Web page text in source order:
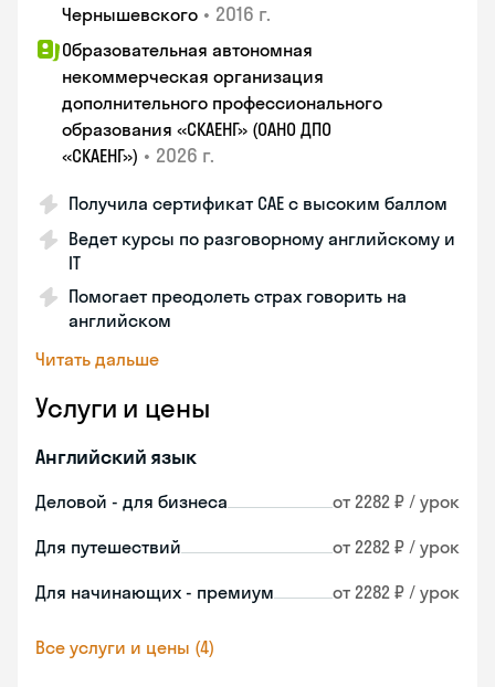
Чернышевского • 2016 г.
Образовательная автономная
некоммерческая организация
дополнительного профессионального
образования «СКАЕНГ» (ОАНО ДПО
«СКАЕНГ») • 2026 г.
Получила сертификат CAE с высоким баллом
Ведет курсы по разговорному английскому и
IT
Помогает преодолеть страх говорить на
английском
Читать дальше
Услуги и цены
Английский язык
Деловой - для бизнеса от 2282 ₽ / урок
Для путешествий от 2282 ₽ / урок
Для начинающих - премиум от 2282 ₽ / урок
Все услуги и цены (4)